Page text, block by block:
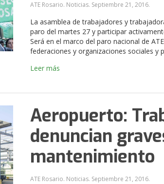
ATE Rosario. Noticias. Septiembre 21, 2016.
La asamblea de trabajadores y
paro del martes 27 y participar
Será en el marco del paro nacional de
federaciones y organizaciones sociales y
Leer más
Aeropuerto:
denuncian
mantenimiento
ATE Rosario. Noticias. Septiembre 21, 2016.